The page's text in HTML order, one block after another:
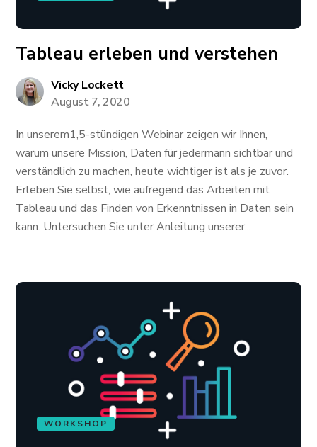
Tableau erleben und verstehen
Vicky Lockett
August 7, 2020
In unserem1,5-stündigen Webinar zeigen wir Ihnen,
warum unsere Mission, Daten für jedermann sichtbar und
verständlich zu machen, heute wichtiger ist als je zuvor.
Erleben Sie selbst, wie aufregend das Arbeiten mit
Tableau und das Finden von Erkenntnissen in Daten sein
kann. Untersuchen Sie unter Anleitung unserer...
WORKSHOP